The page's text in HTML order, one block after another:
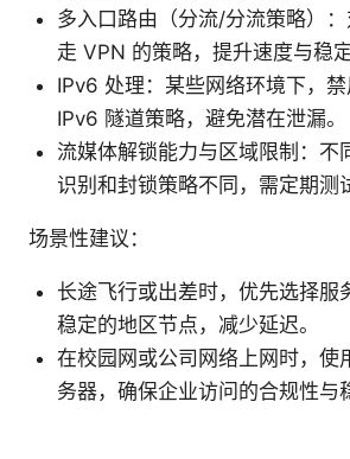
多入口路由（分流/分流策略）
走 VPN 的策略，提升速度与稳定
IPv6 处理：某些网络环境下，
IPv6 隧道策略，避免潜在泄漏。
流媒体解锁能力与区域限制：不
识别和封锁策略不同，需定期测
场景性建议：
长途飞行或出差时，优先选择服
稳定的地区节点，减少延迟。
在校园网或公司网络上网时，使
务器，确保企业访问的合规性与